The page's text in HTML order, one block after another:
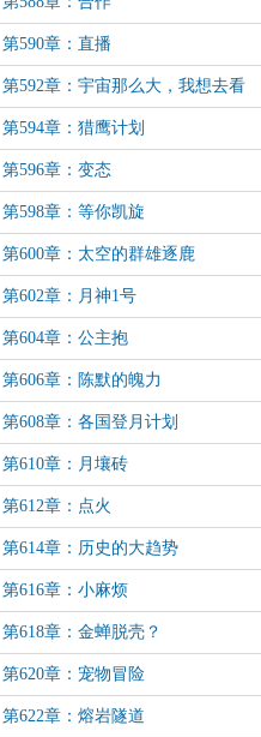
第590章：直播
第592章：宇宙那么大，我想去看
看
第594章：猎鹰计划
第596章：变态
第598章：等你凯旋
第600章：太空的群雄逐鹿
第602章：月神1号
第604章：公主抱
第606章：陈默的魄力
第608章：各国登月计划
第610章：月壤砖
第612章：点火
第614章：历史的大趋势
第616章：小麻烦
第618章：金蝉脱壳？
第620章：宠物冒险
第622章：熔岩隧道